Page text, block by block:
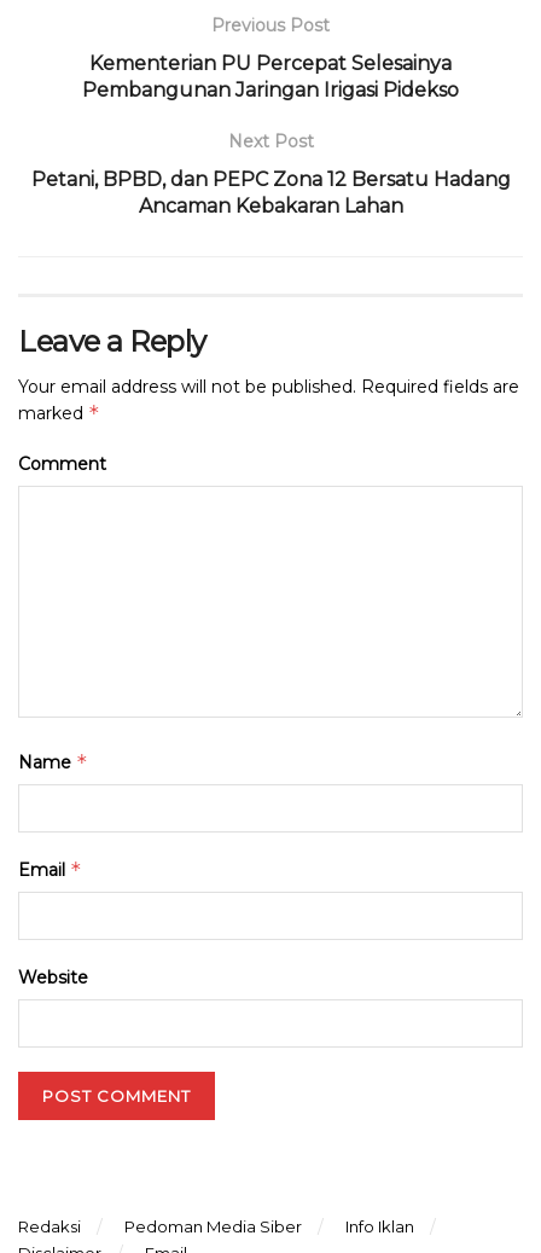
o
p
p
ra
m
d
s
Previous Post
Kementerian PU Percepat Selesainya
Pembangunan Jaringan Irigasi Pidekso
Next Post
Petani, BPBD, dan PEPC Zona 12 Bersatu Hadang
Ancaman Kebakaran Lahan
Leave a Reply
Your email address will not be published. Required fields are
marked *
Comment
Name *
Email *
Website
Redaksi Pedoman Media Siber
Info Iklan